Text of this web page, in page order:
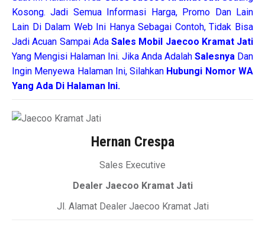
Kosong. Jadi Semua Informasi Harga, Promo Dan Lain
Lain Di Dalam Web Ini Hanya Sebagai Contoh, Tidak Bisa
Jadi Acuan Sampai Ada Sales Mobil Jaecoo Kramat Jati
Yang Mengisi Halaman Ini. Jika Anda Adalah Salesnya Dan
Ingin Menyewa Halaman Ini, Silahkan Hubungi Nomor WA
Yang Ada Di Halaman Ini.
Hernan Crespa
Sales Executive
Dealer Jaecoo Kramat Jati
Jl. Alamat Dealer Jaecoo Kramat Jati